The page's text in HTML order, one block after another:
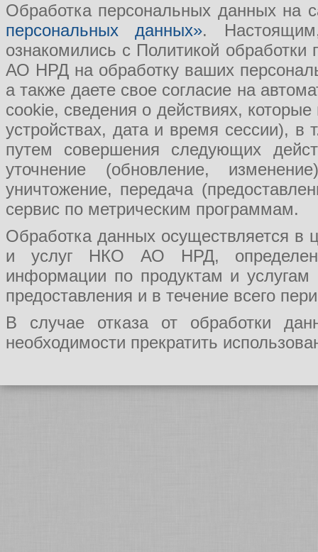
Обработка персональных данных на
персональных данных».
ознакомились с Политикой
АО НРД на обработку ваших
а также даете свое согласие на
cookie, сведения о действиях,
устройствах, дата и время сессии), в
путем совершения следующих
уточнение (обновление,
уничтожение, передача
сервис по метрическим программам.
Обработка данных осуществляется в
и услуг НКО АО НРД, определения
информации по продуктам и
предоставления и в течение всего
В случае отказа от обработки
необходимости прекратить